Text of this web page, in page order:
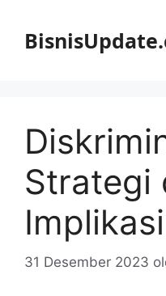
Strategi
31 Desember 2023